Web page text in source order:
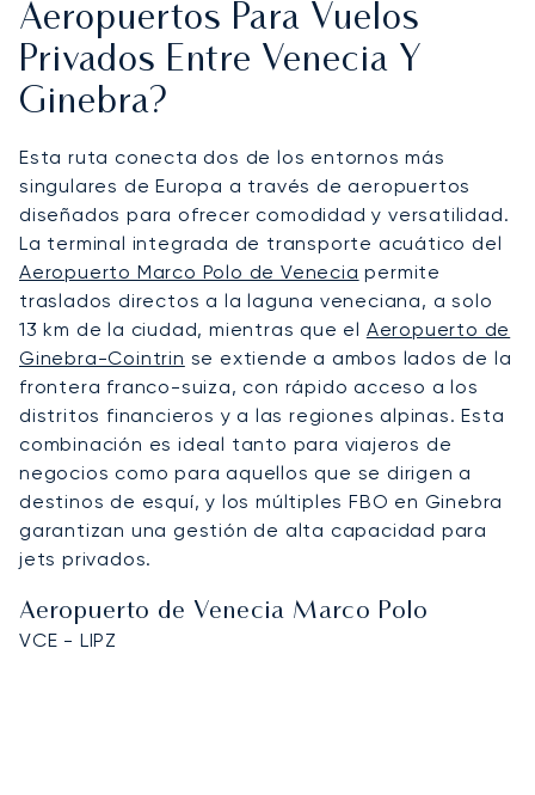
Aeropuertos Para Vuelos
Privados Entre Venecia Y
Ginebra?
Esta ruta conecta dos de los entornos más
singulares de Europa a través de aeropuertos
diseñados para ofrecer comodidad y versatilidad.
La terminal integrada de transporte acuático del
Aeropuerto Marco Polo de Venecia permite
traslados directos a la laguna veneciana, a solo
13 km de la ciudad, mientras que el Aeropuerto de
Ginebra-Cointrin se extiende a ambos lados de la
frontera franco-suiza, con rápido acceso a los
distritos financieros y a las regiones alpinas. Esta
combinación es ideal tanto para viajeros de
negocios como para aquellos que se dirigen a
destinos de esquí, y los múltiples FBO en Ginebra
garantizan una gestión de alta capacidad para
jets privados.
Aeropuerto de Venecia Marco Polo
VCE - LIPZ